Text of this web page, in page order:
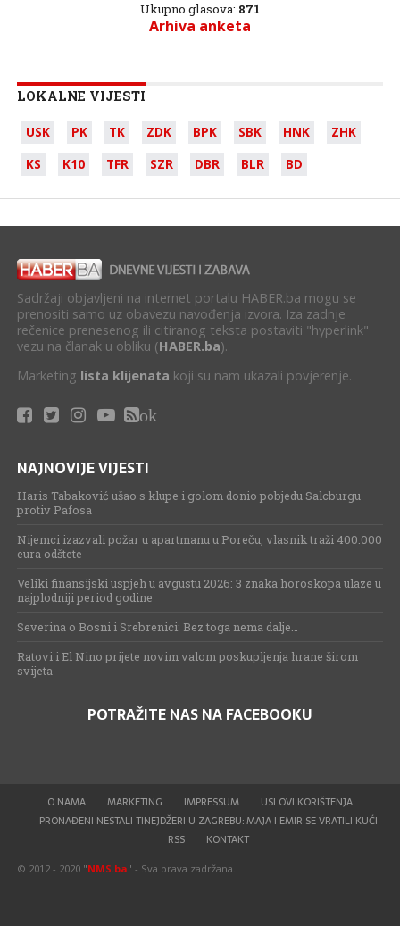
Ukupno glasova: 871
Arhiva anketa
LOKALNE VIJESTI
USK PK TK ZDK BPK SBK HNK
ZHK
KS
K10 TFR SZR DBR BLR BD
Sadržaji objavljeni na internet portalu HABER.ba mogu se
prenositi samo uz obavezu navođenja izvora. Iza zadnje
rečenice prenesenog ili citiranog teksta postaviti "hyperlink"
vezu na članak u obliku (HABER.ba).
Marketing lista klijenata koji su nam ukazali povjerenje.
ok
NAJNOVIJE VIJESTI
Haris Tabaković ušao s klupe i golom donio pobjedu Salcburgu
protiv Pafosa
Nijemci izazvali požar u apartmanu u Poreču, vlasnik traži 400.000
eura odštete
Veliki finansijski uspjeh u avgustu 2026: 3 znaka horoskopa ulaze u
najplodniji period godine
Severina o Bosni i Srebrenici: Bez toga nema dalje…
Ratovi i El Nino prijete novim valom poskupljenja hrane širom
svijeta
POTRAŽITE NAS NA FACEBOOKU
O NAMA MARKETING IMPRESSUM
USLOVI KORIŠTENJA
PRONAĐENI NESTALI TINEJDŽERI U ZAGREBU: MAJA I EMIR SE VRATILI KUĆI
RSS
KONTAKT
© 2012 - 2020 "NMS.ba" - Sva prava zadržana.